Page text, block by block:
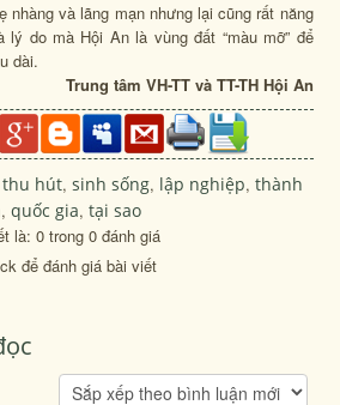
nhàng và lãng mạn nhưng lại cũng rất năng
do mà Hội An là vùng đất “màu mỡ” để
dài.
Trung tâm VH-TT và TT-TH Hội An
thu hút,sinh sống, lập nghiệp,thành
,quốc gia,tại sao
là: 0 trong 0 đánh giá
để đánh giá bài viết